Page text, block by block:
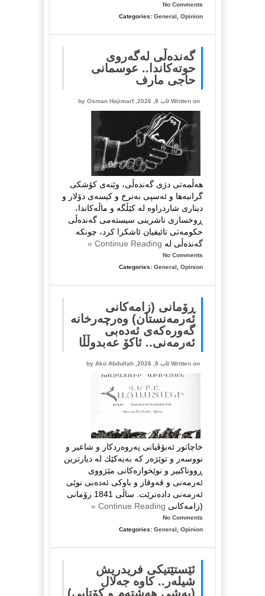
No Comments
Categories: General Opinion
گەندەڵی لەگەروی
حوتەکاندا.. عوسمانی
حاجی مارف
Written on ئاب 8, 2026, by Osman Hajimarf
هەڵمەتی دژی گەندەڵی، وێنەی کۆشکی
گرانبەها و ئەسپی بەنرخ و کیسەی دۆلار و
دیناری شاردراوە لە کێڵگە و ماڵەکاندا،
ڕوخساری ناشرینی سیستەمی گەندەڵی
حکومەتی تائیفیان ئاشکرا کرد، چونکە
گەندەڵی لە
No Comments
Categories: General Opinion
ڕۆمانی (زامه‌كانی
ئەرمەنستان) وه‌رچه‌رخانه‌
گه‌وره‌كه‌ی ئه‌ده‌بی
ئه‌رمه‌نی.. ئاكۆ عه‌بدوڵڵا
Written on ئاب 8, 2026, by Ako Abdullah
خاچاتور ئەبۆڤیانی په‌روه‌ردكار و شاعیر و
نووسه‌ر و توێژه‌ر كه‌ به‌یەکێك لە دیارترین
ڕووناکبیر و نوێخوازه‌‌كانی مێژووی
ئەرمەنی و قەوقاز و باوكی ئه‌ده‌بی نوێی
ئه‌رمه‌نی داده‌نرێت. ساڵی 1841 رۆمانی
(زامه‌كانی
No Comments
Categories: General Opinion
ئێستێتیکی فریدریش
شیلەر.. کاوە جەلال
(بەشی هەشتەم و کۆتایی)